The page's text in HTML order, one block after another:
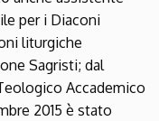
per i Diaconi
liturgiche
Sagristi; dal
Accademico
2015 è stato